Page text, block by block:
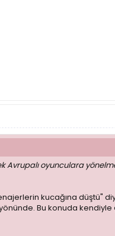
oyunculara
kucağına düştü"
Bu konuda kendiyle